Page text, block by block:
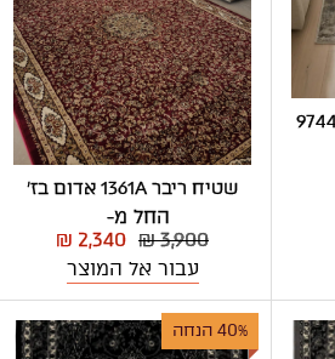
שטיח ריבר 1361A אדום בז'
החל מ-
₪ 3,900
₪ 2,340
עבור אל המוצר
40% הנחה